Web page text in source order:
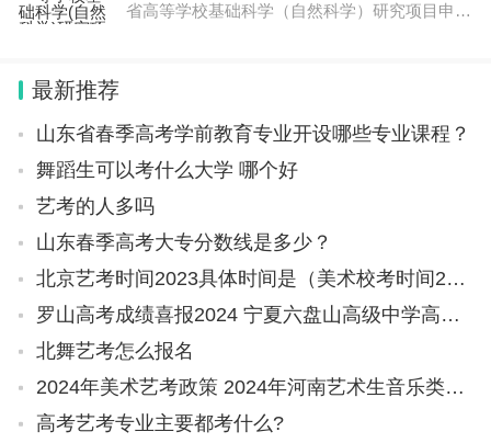
省高等学校基础科学（自然科学）研究项目申报
最新推荐
山东省春季高考学前教育专业开设哪些专业课程？
舞蹈生可以考什么大学 哪个好
艺考的人多吗
山东春季高考大专分数线是多少？
北京艺考时间2023具体时间是（美术校考时间2023具体时间）
罗山高考成绩喜报2024 宁夏六盘山高级中学高考成绩
北舞艺考怎么报名
2024年美术艺考政策 2024年河南艺术生音乐类考生人数
高考艺考专业主要都考什么?